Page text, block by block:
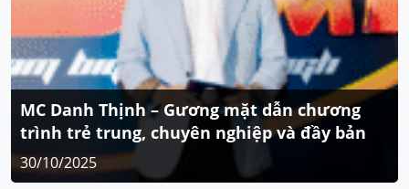
MC Danh Thịnh – Gương mặt dẫn chương
trình trẻ trung, chuyên nghiệp và đầy bản
lĩnh
30/10/2025